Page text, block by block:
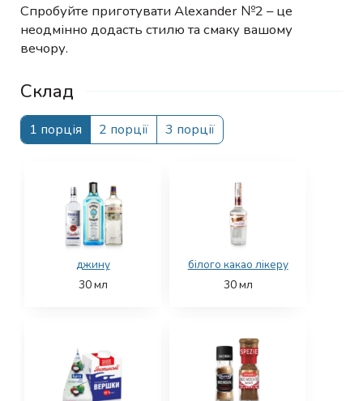
Спробуйте приготувати Alexander №2 – це
неодмінно додасть стилю та смаку вашому
вечору.
Склад
1 порція 2 порції 3 порції
джину
30мл
білого какао лікеру
30мл